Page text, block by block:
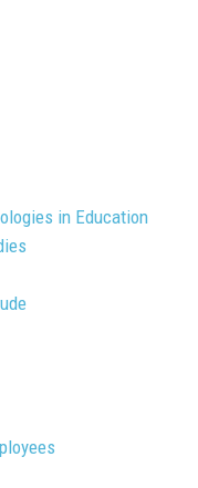
in Education